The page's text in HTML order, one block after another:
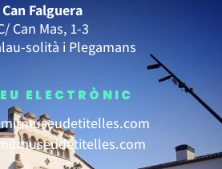
Can Falguera
Can Mas, 1-3
solità i Plegamans
ELECTRÒNIC